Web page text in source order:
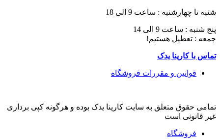
شنبه تا چهارشنبه : ساعت 9 الی 18
پنج شنبه : ساعت 9 الی 14
جمعه : تعطیل هستیم!
تماس با کارینا یدک
قوانین و مقررات فروشگاه
تمامی حقوق متعلق به سایت کارینا یدک بوده و هرگونه کپی برداری
غیر قانونی است
فروشگاه